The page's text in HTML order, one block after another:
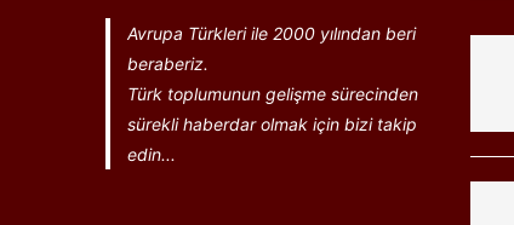
Avrupa Türkleri ile 2000 yılından beri
beraberiz.
Türk toplumunun gelişme sürecinden
sürekli haberdar olmak için bizi takip
edin...